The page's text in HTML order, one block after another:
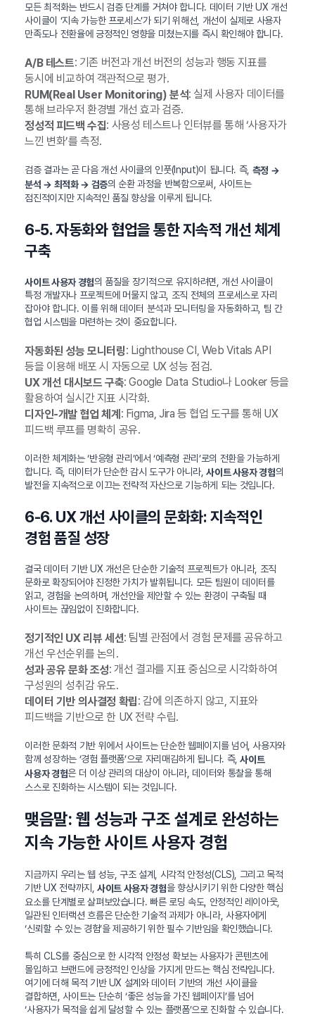
모든 최적화는 반드시 검증 단계를 거쳐야 합니다. 데이터 기반 UX 개선
사이클이 ‘지속 가능한 프로세스’가 되기 위해선, 개선이 실제로 사용자
만족도나 전환율에 긍정적인 영향을 미쳤는지를 즉시 확인해야 합니다.
A/B 테스트: 기존 버전과 개선 버전의 성능과 행동 지표를
동시에 비교하여 객관적으로 평가.
RUM(Real User Monitoring) 분석: 실제 사용자 데이터를
통해 브라우저 환경별 개선 효과 검증.
정성적 피드백 수집: 사용성 테스트나 인터뷰를 통해 ‘사용자가
느낀 변화’를 측정.
검증 결과는 곧 다음 개선 사이클의 인풋(Input)이 됩니다. 즉, 측정 →
분석 → 최적화 → 검증의 순환 과정을 반복함으로써, 사이트는
점진적이지만 지속적인 품질 향상을 이루게 됩니다.
6-5. 자동화와 협업을 통한 지속적 개선 체계
구축
사이트 사용자 경험의 품질을 장기적으로 유지하려면, 개선 사이클이
특정 개발자나 프로젝트에 머물지 않고, 조직 전체의 프로세스로 자리
잡아야 합니다. 이를 위해 데이터 분석과 모니터링을 자동화하고, 팀 간
협업 시스템을 마련하는 것이 중요합니다.
자동화된 성능 모니터링: Lighthouse CI, Web Vitals API
등을 이용해 배포 시 자동으로 UX 성능 점검.
UX 개선 대시보드 구축: Google Data Studio나 Looker 등을
활용하여 실시간 지표 시각화.
디자인-개발 협업 체계 : Figma, Jira 등 협업 도구를 통해 UX
피드백 루프를 명확히 공유.
이러한 체계화는 ‘반응형 관리’에서 ‘예측형 관리’로의 전환을 가능하게
합니다. 즉, 데이터가 단순한 감시 도구가 아니라,사이트 사용자 경험의
발전을 지속적으로 이끄는 전략적 자산으로 기능하게 되는 것입니다.
6-6. UX 개선 사이클의 문화화: 지속적인
경험 품질 성장
결국 데이터 기반 UX 개선은 단순한 기술적 프로젝트가 아니라, 조직
문화로 확장되어야 진정한 가치가 발휘됩니다. 모든 팀원이 데이터를
읽고, 경험을 논의하며, 개선안을 제안할 수 있는 환경이 구축될 때
사이트는 끊임없이 진화합니다.
정기적인 UX 리뷰 세션: 팀별 관점에서 경험 문제를 공유하고
개선 우선순위를 논의.
성과 공유 문화 조성: 개선 결과를 지표 중심으로 시각화하여
구성원의 성취감 유도.
데이터 기반 의사결정 확립: 감에 의존하지 않고, 지표와
피드백을 기반으로 한 UX 전략 수립.
이러한 문화적 기반 위에서 사이트는 단순한 웹페이지를 넘어, 사용자와
함께 성장하는 ‘경험 플랫폼’으로 자리매김하게 됩니다. 즉,사이트
사용자 경험은 더 이상 관리의 대상이 아니라, 데이터와 통찰을 통해
스스로 진화하는 시스템이 되는 것입니다.
맺음말: 웹 성능과 구조 설계로 완성하는
지속 가능한 사이트 사용자 경험
지금까지 우리는 웹 성능, 구조 설계, 시각적 안정성(CLS), 그리고 목적
기반 UX 전략까지,사이트 사용자 경험을 향상시키기 위한 다양한 핵심
요소를 단계별로 살펴보았습니다. 빠른 로딩 속도, 안정적인 레이아웃,
일관된 인터랙션 흐름은 단순한 기술적 과제가 아니라, 사용자에게
‘신뢰할 수 있는 경험’을 제공하기 위한 필수 기반임을 확인했습니다.
특히 CLS를 중심으로 한 시각적 안정성 확보는 사용자가 콘텐츠에
몰입하고 브랜드에 긍정적인 인상을 가지게 만드는 핵심 전략입니다.
여기에 더해 목적 기반 UX 설계와 데이터 기반의 개선 사이클을
결합하면, 사이트는 단순히 ‘좋은 성능을 가진 웹페이지’를 넘어
‘사용자가 목적을 쉽게 달성할 수 있는 플랫폼’으로 진화할 수 있습니다.